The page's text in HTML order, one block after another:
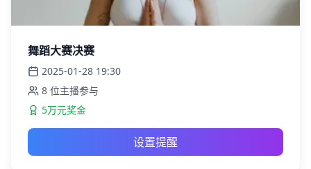
舞蹈大赛决赛
2025-01-28 19:30
8 位主播参与
5万元奖金
设置提醒